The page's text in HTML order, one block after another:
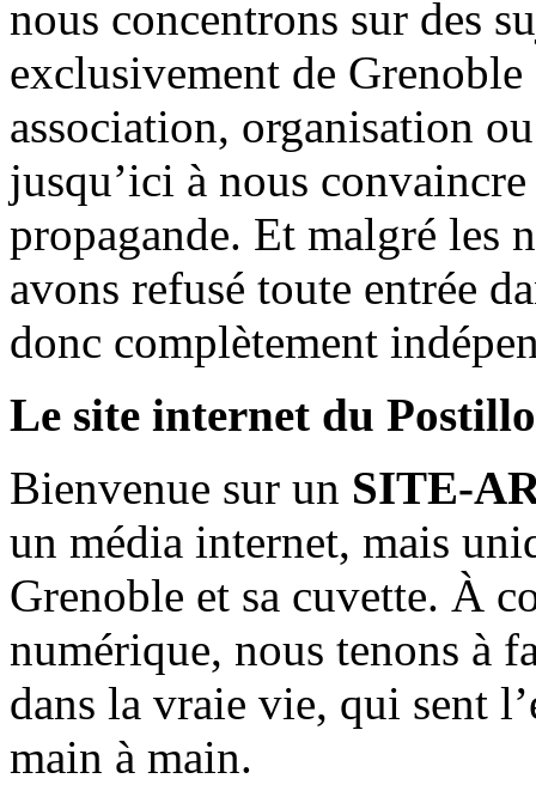
nous concentrons sur des
exclusivement de
association, organisation
jusqu’ici à nous
propagande. Et malgré les
avons refusé toute entrée
donc complètement
Le site internet du
Bienvenue sur un SITE-
un média internet, mais
Grenoble et sa cuvette. À
numérique, nous tenons à
dans la vraie vie, qui sent
main à main.